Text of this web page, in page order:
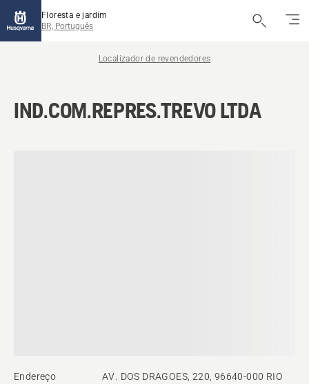
Floresta e jardim
BR, Português
Localizador de revendedores
IND.COM.REPRES.TREVO LTDA
Endereço
AV. DOS DRAGOES, 220, 96640-000 RIO